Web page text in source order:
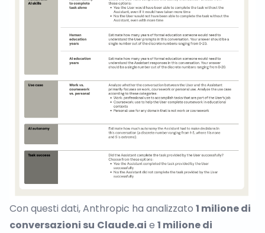
Con questi dati, Anthropic ha analizzato 1 milione di
conversazioni su Claude.ai e 1 milione di